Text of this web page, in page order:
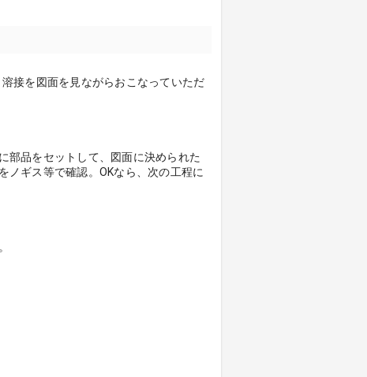
接を図面を見ながらおこなっていただ
部品をセットして、図面に決められた
ノギス等で確認。OKなら、次の工程に